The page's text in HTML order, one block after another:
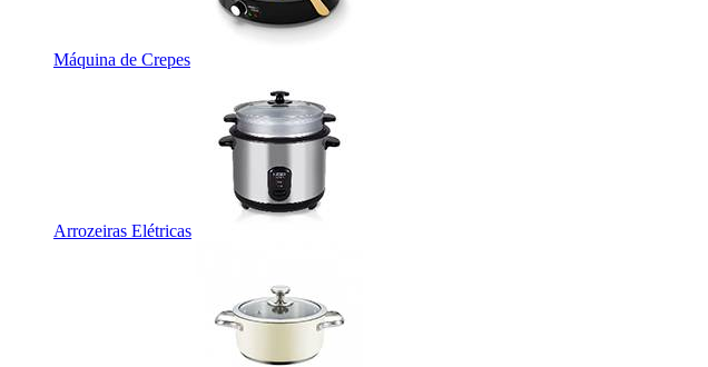
Máquina de Crepes
Arrozeiras Elétricas